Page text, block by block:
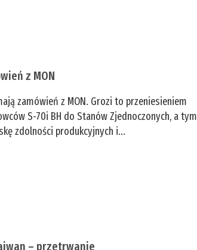
z MON
zamówień z MON. Grozi to przeniesieniem
S-70i BH do Stanów Zjednoczonych, a tym
zdolności produkcyjnych i...
– przetrwanie